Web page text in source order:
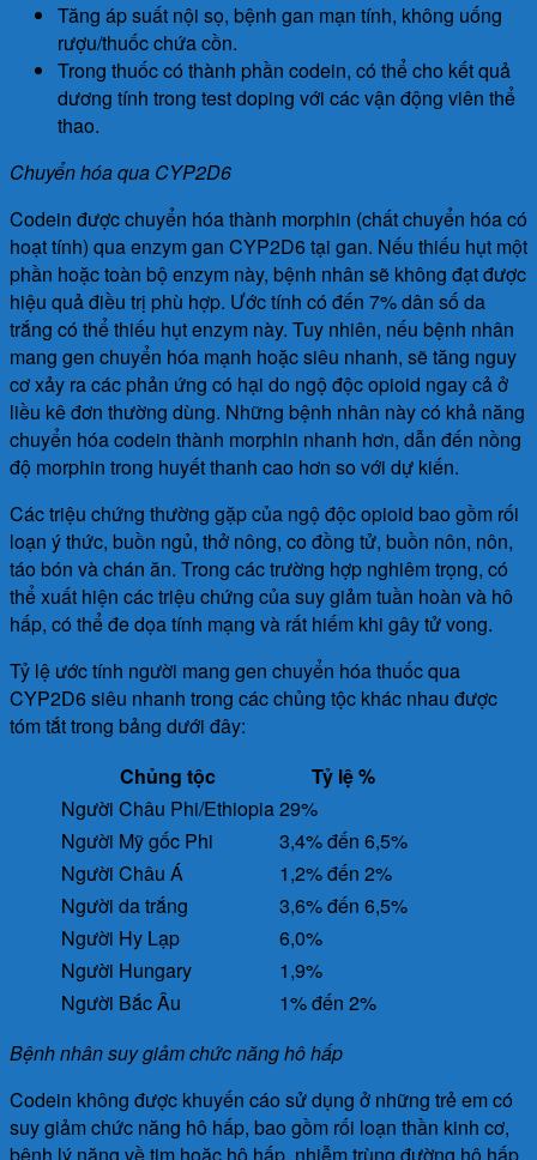
Tăng áp suất nội sọ, bệnh gan mạn tính, không uống
rượu/thuốc chứa cồn.
Trong thuốc có thành phần codein, có thể cho kết quả
dương tính trong test doping với các vận động viên thể
thao.
Chuyển hóa qua CYP2D6
Codein được chuyển hóa thành morphin (chất chuyển hóa có
hoạt tính) qua enzym gan CYP2D6 tại gan. Nếu thiếu hụt một
phần hoặc toàn bộ enzym này, bệnh nhân sẽ không đạt được
hiệu quả điều trị phù hợp. Ước tính có đến 7% dân số da
trắng có thể thiếu hụt enzym này. Tuy nhiên, nếu bệnh nhân
mang gen chuyển hóa mạnh hoặc siêu nhanh, sẽ tăng nguy
cơ xảy ra các phản ứng có hại do ngộ độc opioid ngay cả ở
liều kê đơn thường dùng. Những bệnh nhân này có khả năng
chuyển hóa codein thành morphin nhanh hơn, dẫn đến nồng
độ morphin trong huyết thanh cao hơn so với dự kiến.
Các triệu chứng thường gặp của ngộ độc opioid bao gồm rối
loạn ý thức, buồn ngủ, thở nông, co đồng tử, buồn nôn, nôn,
táo bón và chán ăn. Trong các trường hợp nghiêm trọng, có
thể xuất hiện các triệu chứng của suy giảm tuần hoàn và hô
hấp, có thể đe dọa tính mạng và rất hiếm khi gây tử vong.
Tỷ lệ ước tính người mang gen chuyển hóa thuốc qua
CYP2D6 siêu nhanh trong các chủng tộc khác nhau được
tóm tắt trong bảng dưới đây:
Chủng tộc
Tỷ lệ %
Người Châu Phi/Ethiopia29%
Người Mỹ gốc Phi
3,4% đến 6,5%
Người Châu Á
1,2% đến 2%
Người da trắng
3,6% đến 6,5%
Người Hy Lạp
6,0%
Người Hungary
1,9%
Người Bắc Âu
1% đến 2%
Bệnh nhân suy giảm chức năng hô hấp
Codein không được khuyến cáo sử dụng ở những trẻ em có
suy giảm chức năng hô hấp, bao gồm rối loạn thần kinh cơ,